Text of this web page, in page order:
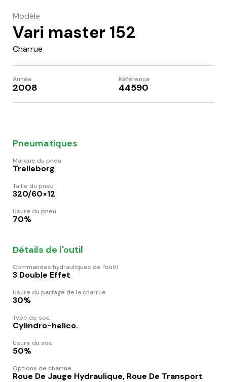
Modèle
Vari master 152
Charrue
Année
2008
Référence
44590
Pneumatiques
Marque du pneu
Trelleborg
Taille du pneu
320/60×12
Usure du pneu
70%
Détails de l'outil
Commandes hydrauliques de l'outil
3 Double Effet
Usure du partage de la charrue
30%
Type de soc
Cylindro-helico.
Usure du soc
50%
Options de charrue
Roue De Jauge Hydraulique, Roue De Transport